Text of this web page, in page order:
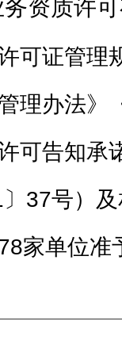
资质许
可证管理
理办法》
可告知承
〕37号）
家单位准